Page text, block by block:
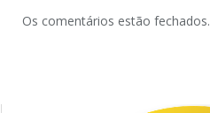
Os comentários estão fechados.